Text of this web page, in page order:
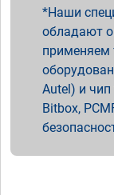
Наши
обладают
применяем
Autel) и чип
Bitbox,